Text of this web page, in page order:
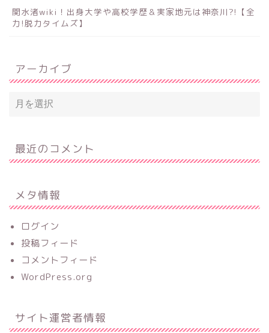
関水渚wiki！出身大学や高校学歴＆実家地元は神奈川?!【全
力!脱力タイムズ】
アーカイブ
最近のコメント
メタ情報
ログイン
投稿フィード
コメントフィード
WordPress.org
サイト運営者情報